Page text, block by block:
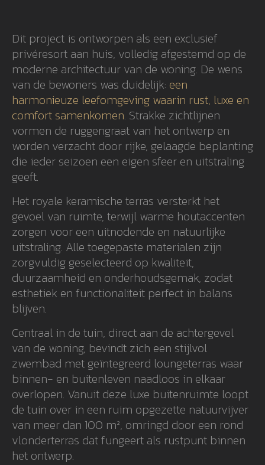
Dit project is ontworpen als een exclusief
privéresort aan huis, volledig afgestemd op de
moderne architectuur van de woning. De wens
van de bewoners was duidelijk: een
harmonieuze leefomgeving waarin rust, luxe en
comfort samenkomen. Strakke zichtlijnen
vormen de ruggengraat van het ontwerp en
worden verzacht door rijke, gelaagde beplanting
die ieder seizoen een eigen sfeer en uitstraling
geeft.
Het royale keramische terras versterkt het
gevoel van ruimte, terwijl warme houtaccenten
zorgen voor een uitnodende en natuurlijke
uitstraling. Alle toegepaste materialen zijn
zorgvuldig geselecteerd op kwaliteit,
duurzaamheid en onderhoudsgemak, zodat
esthetiek en functionaliteit perfect in balans
blijven.
Centraal in de tuin, direct aan de achtergevel
van de woning, bevindt zich een stijlvol
zwembad met geïntegreerd loungeterras waar
binnen- en buitenleven naadloos in elkaar
overlopen. Vanuit deze luxe buitenruimte loopt
de tuin over in een ruim opgezette natuurvijver
van meer dan 100 m², omringd door een rond
vlonderterras dat fungeert als rustpunt binnen
het ontwerp.